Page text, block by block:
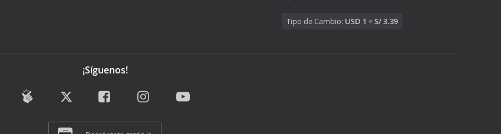
Tipo de Cambio: USD 1 = S/ 3.39
¡Síguenos!